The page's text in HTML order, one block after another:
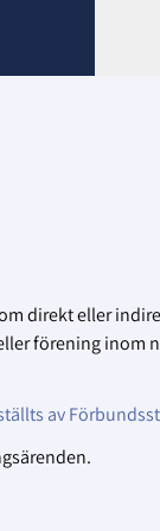
direkt eller
förening
av